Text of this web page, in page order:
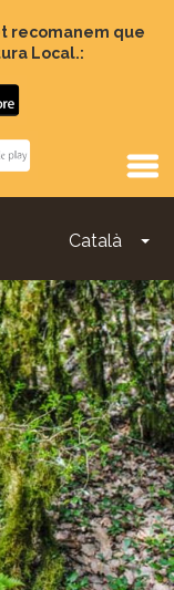
recomanem que
Local.:
Català